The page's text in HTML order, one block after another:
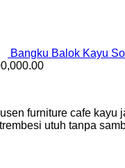
Bangku Balok Kayu
furniture cafe kayu
utuh tanpa